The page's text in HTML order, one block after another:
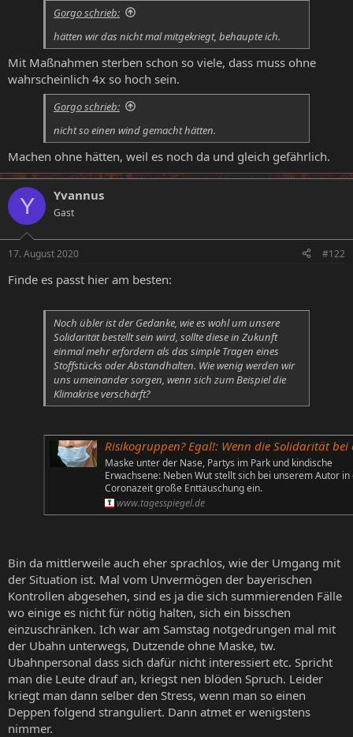
Gorgo schrieb:
hätten wir das nicht mal mitgekriegt, behaupte ich.
Mit Maßnahmen sterben schon so viele, dass muss ohne
wahrscheinlich 4x so hoch sein.
Gorgo schrieb:
nicht so einen wind gemacht hätten.
Machen ohne hätten, weil es noch da und gleich gefährlich.
Y Yvannus
Gast
17. August 2020 #122
Finde es passt hier am besten:
Noch übler ist der Gedanke, wie es wohl um unsere
Solidarität bestellt sein wird, sollte diese in Zukunft
einmal mehr erfordern als das simple Tragen eines
Stoffstücks oder Abstandhalten. Wie wenig werden wir
uns umeinander sorgen, wenn sich zum Beispiel die
Klimakrise verschärft?
Risikogruppen? Egal!: Wenn die Solidarität bei einem Stück Stoff
Maske unter der Nase, Partys im Park und kindische
Erwachsene: Neben Wut stellt sich bei unserem Autor in
Coronazeit große Enttäuschung ein.
www.tagesspiegel.de
Bin da mittlerweile auch eher sprachlos, wie der Umgang mit
der Situation ist. Mal vom Unvermögen der bayerischen
Kontrollen abgesehen, sind es ja die sich summierenden Fälle
wo einige es nicht für nötig halten, sich ein bisschen
einzuschränken. Ich war am Samstag notgedrungen mal mit
der Ubahn unterwegs, Dutzende ohne Maske, tw.
Ubahnpersonal dass sich dafür nicht interessiert etc. Spricht
man die Leute drauf an, kriegst nen blöden Spruch. Leider
kriegt man dann selber den Stress, wenn man so einen
Deppen folgend stranguliert. Dann atmet er wenigstens
nimmer.